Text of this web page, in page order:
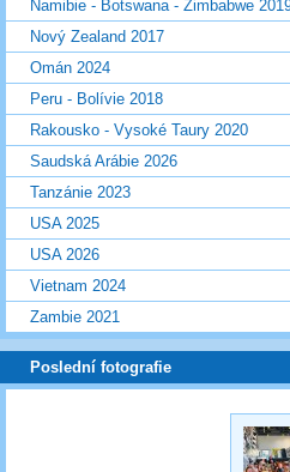
Namibie - Botswana - Zimbabwe
Nový Zealand 2017
Omán 2024
Peru - Bolívie 2018
Rakousko - Vysoké Taury 2020
Saudská Arábie 2026
Tanzánie 2023
USA 2025
USA 2026
Vietnam 2024
Zambie 2021
Poslední fotografie